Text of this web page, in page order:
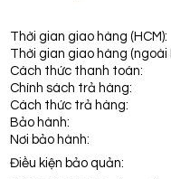
Thời gian giao hàng (HCM):
Thời gian giao hàng (ngoài
Cách thức thanh toán:
Chính sách trả hàng:
Cách thức trả hàng:
Bảo hành:
Nơi bảo hành:
Điều kiện bảo quản: